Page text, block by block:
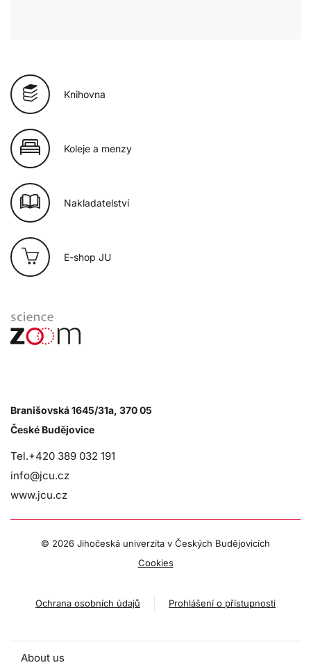
Knihovna
Koleje a menzy
Nakladatelství
E-shop JU
Branišovská 1645/31a, 370 05
České Budějovice
Tel.+420 389 032 191
info@jcu.cz
www.jcu.cz
© 2026 Jihočeská univerzita v Českých Budějovicích
Cookies
Ochrana osobních údajů Prohlášení o přístupnosti
About us